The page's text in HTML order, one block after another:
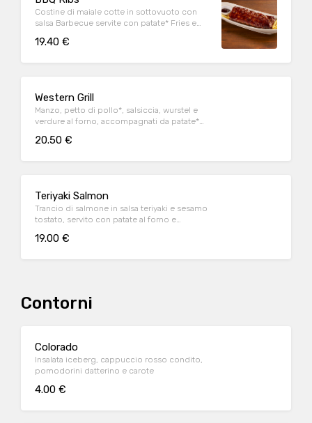
Costine di maiale cotte in sottovuoto con
salsa Barbecue servite con patate* Fries e
19.40 €
Western Grill
Manzo, petto di pollo*, salsiccia, wurstel e
verdure al forno, accompagnati da patate*
20.50 €
Teriyaki Salmon
Trancio di salmone in salsa teriyaki e sesamo
tostato, servito con patate al forno e
19.00 €
Contorni
Colorado
Insalata iceberg, cappuccio rosso condito,
pomodorini datterino e carote
4.00 €